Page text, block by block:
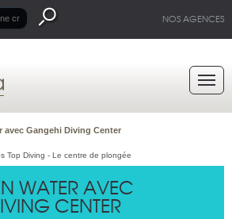
NOS AGENCES
avec Gangehi Diving Center
WATER AVEC
CENTER